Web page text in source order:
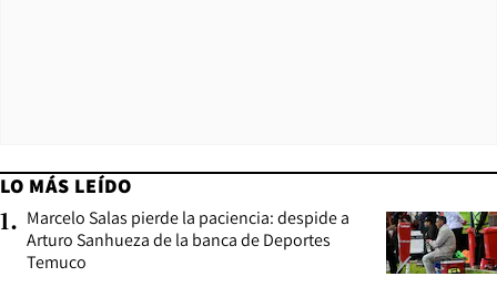
LO MÁS LEÍDO
1. Marcelo Salas pierde la paciencia: despide a
Arturo Sanhueza de la banca de Deportes
Temuco